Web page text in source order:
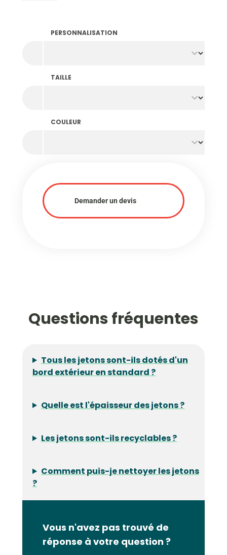
PERSONNALISATION
TAILLE
COULEUR
Demander un devis
Questions fréquentes
Tous les jetons sont-ils dotés d'un
bord extérieur en standard ?
Quelle est l'épaisseur des jetons ?
Les jetons sont-ils recyclables ?
Comment puis-je nettoyer les jetons
?
Vous n'avez pas trouvé de
réponse à votre question ?